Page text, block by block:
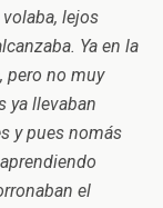
lejos
Ya en la
pero no muy
ya llevaban
y pues nomás
el